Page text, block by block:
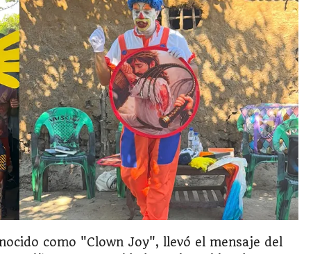
como "Clown Joy", llevó el mensaje del